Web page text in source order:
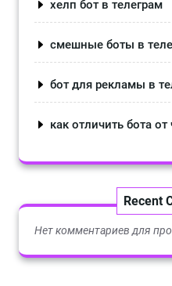
хелп бот в телеграм
смешные боты в
бот для рекламы в
как отличить бота
Recent
Нет комментариев для